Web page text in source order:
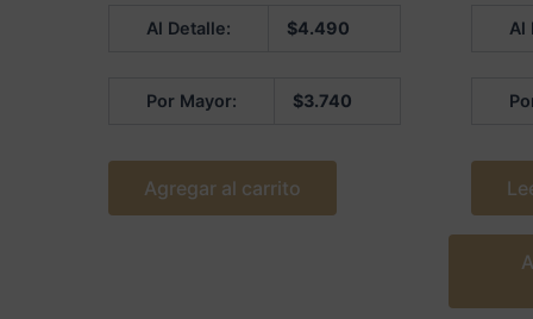
Al Detalle: $4.490
Por Mayor: $3.740
Agregar al carrito
Al